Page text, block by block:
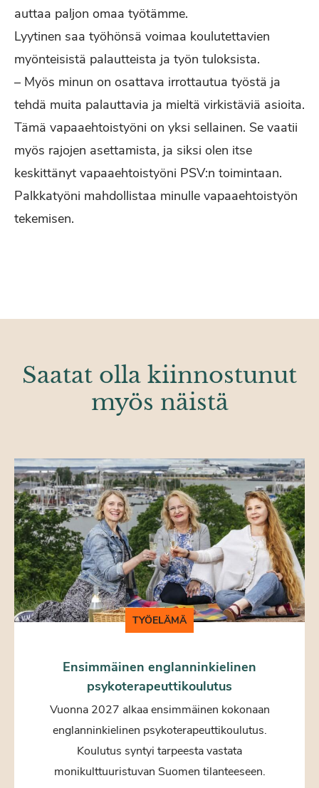
auttaa paljon omaa työtämme.
Lyytinen saa työhönsä voimaa koulutettavien
myönteisistä palautteista ja työn tuloksista.
– Myös minun on osattava irrottautua työstä ja
tehdä muita palauttavia ja mieltä virkistäviä asioita.
Tämä vapaaehtoistyöni on yksi sellainen. Se vaatii
myös rajojen asettamista, ja siksi olen itse
keskittänyt vapaaehtoistyöni PSV:n toimintaan.
Palkkatyöni mahdollistaa minulle vapaaehtoistyön
tekemisen.
Saatat olla kiinnostunut
myös näistä
TYÖELÄMÄ
Ensimmäinen englanninkielinen
psykoterapeuttikoulutus
Vuonna 2027 alkaa ensimmäinen kokonaan
englanninkielinen psykoterapeuttikoulutus.
Koulutus syntyi tarpeesta vastata
monikulttuuristuvan Suomen tilanteeseen.